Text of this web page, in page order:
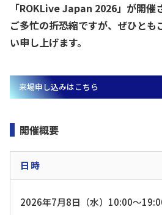
「ROKLive Japan 2026」が開催
ご多忙の折恐縮ですが、ぜひと
い申し上げます。
来場申し込みはこちら
開催概要
日時
2026年7月8日（水）10:00～